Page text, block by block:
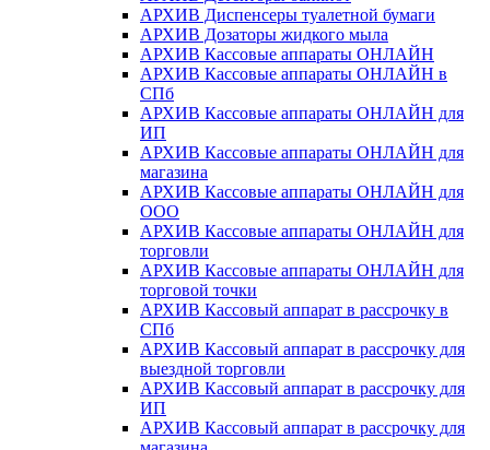
АРХИВ Диспенсеры туалетной бумаги
АРХИВ Дозаторы жидкого мыла
АРХИВ Кассовые аппараты ОНЛАЙН
АРХИВ Кассовые аппараты ОНЛАЙН в
СПб
АРХИВ Кассовые аппараты ОНЛАЙН для
ИП
АРХИВ Кассовые аппараты ОНЛАЙН для
магазина
АРХИВ Кассовые аппараты ОНЛАЙН для
ООО
АРХИВ Кассовые аппараты ОНЛАЙН для
торговли
АРХИВ Кассовые аппараты ОНЛАЙН для
торговой точки
АРХИВ Кассовый аппарат в рассрочку в
СПб
АРХИВ Кассовый аппарат в рассрочку для
выездной торговли
АРХИВ Кассовый аппарат в рассрочку для
ИП
АРХИВ Кассовый аппарат в рассрочку для